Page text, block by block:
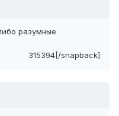
разумные
315394[/snapback]